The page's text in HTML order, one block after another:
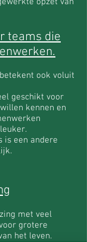
teams die
ook voluit
geschikt voor
kennen en
is een andere
met veel
grotere
het leven.